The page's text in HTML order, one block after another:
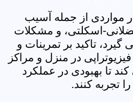
مواردی از جمله آسیب
اسکلتی، و مشکلات
تاکید بر تمرینات و
در منزل و مراکز
تا بهبودی در عملکرد
تجربه کنند.